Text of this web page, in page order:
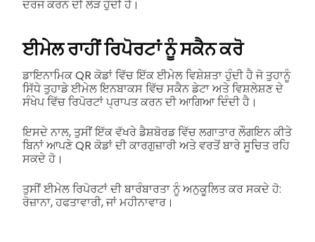
ਦਰਜ ਕਰਨ ਦੀ ਲੋੜ ਹੁੰਦੀ ਹੈ।
ਈਮੇਲ ਰਾਹੀਂ ਰਿਪੋਰਟਾਂ ਨੂੰ ਸਕੈਨ ਕਰੋ
ਡਾਇਨਾਮਿਕ QR ਕੋਡਾਂ ਵਿੱਚ ਇੱਕ ਈਮੇਲ ਵਿਸ਼ੇਸ਼ਤਾ ਹੁੰਦੀ ਹੈ ਜੋ ਤੁਹਾਨੂੰ
ਸਿੱਧੇ ਤੁਹਾਡੇ ਈਮੇਲ ਇਨਬਾਕਸ ਵਿੱਚ ਸਕੈਨ ਡੇਟਾ ਅਤੇ ਵਿਸ਼ਲੇਸ਼ਣ ਦੇ
ਸੰਖੇਪ ਵਿੱਚ ਰਿਪੋਰਟਾਂ ਪ੍ਰਾਪਤ ਕਰਨ ਦੀ ਆਗਿਆ ਦਿੰਦੀ ਹੈ।
ਇਸਦੇ ਨਾਲ, ਤੁਸੀਂ ਇੱਕ ਵੱਖਰੇ ਡੈਸ਼ਬੋਰਡ ਵਿੱਚ ਲਗਾਤਾਰ ਲੌਗਇਨ ਕੀਤੇ
ਬਿਨਾਂ ਆਪਣੇ QR ਕੋਡਾਂ ਦੀ ਕਾਰਗੁਜ਼ਾਰੀ ਅਤੇ ਵਰਤੋਂ ਬਾਰੇ ਸੂਚਿਤ ਰਹਿ
ਸਕਦੇ ਹੋ।
ਤੁਸੀਂ ਈਮੇਲ ਰਿਪੋਰਟਾਂ ਦੀ ਬਾਰੰਬਾਰਤਾ ਨੂੰ ਅਨੁਕੂਲਿਤ ਕਰ ਸਕਦੇ ਹੋ:
ਰੋਜ਼ਾਨਾ, ਹਫਤਾਵਾਰੀ, ਜਾਂ ਮਹੀਨਾਵਾਰ।